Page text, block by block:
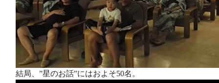
結局、”星のお話”にはおよそ50名。